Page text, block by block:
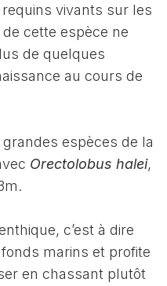
vivants sur les
cette espèce ne
de quelques
au cours de
grandes espèces de la
Orectolobus halei,
c’est à dire
marins et profite
en chassant plutôt